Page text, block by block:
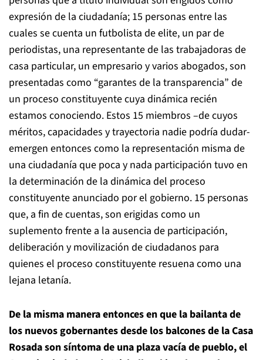
expresión de la ciudadanía; 15 personas entre las
cuales se cuenta un futbolista de elite, un par de
periodistas, una representante de las trabajadoras de
casa particular, un empresario y varios abogados, son
presentadas como “garantes de la transparencia” de
un proceso constituyente cuya dinámica recién
estamos conociendo. Estos 15 miembros –de cuyos
méritos, capacidades y trayectoria nadie podría dudar-
emergen entonces como la representación misma de
una ciudadanía que poca y nada participación tuvo en
la determinación de la dinámica del proceso
constituyente anunciado por el gobierno. 15 personas
que, a fin de cuentas, son erigidas como un
suplemento frente a la ausencia de participación,
deliberación y movilización de ciudadanos para
quienes el proceso constituyente resuena como una
lejana letanía.
De la misma manera entonces en que la bailanta de
los nuevos gobernantes desde los balcones de la Casa
Rosada son síntoma de una plaza vacía de pueblo, el